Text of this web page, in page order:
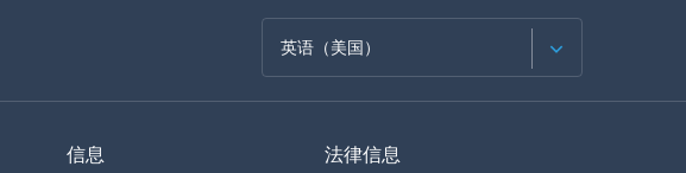
英语（美国）
法语
西班牙语
信息
法律信息